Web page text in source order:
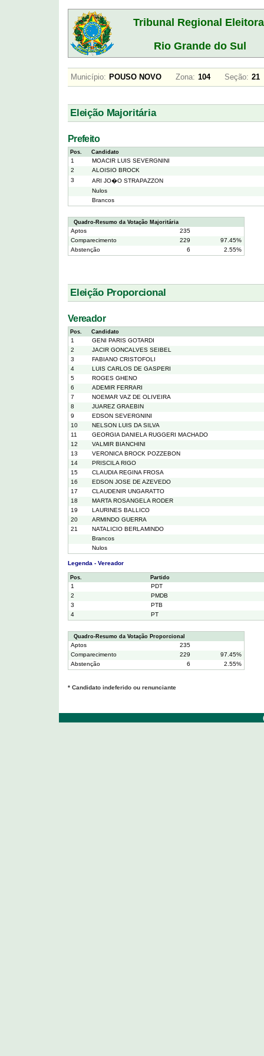
Tribunal Regional
Rio Grande do Sul
Município: POUSO NOVO Zona: 104 Seção:
Eleição Majoritária
Prefeito
Pos. Candidato
1
MOACIR LUIS SEVERGNINI
2
ALOISIO BROCK
3
ARI JO�O STRAPAZZON
Nulos
Brancos
Quadro-Resumo da Votação Majoritária
Aptos
235
Comparecimento
229
97.45%
Abstenção
6 2.55%
Eleição Proporcional
Vereador
Pos. Candidato
1
GENI PARIS GOTARDI
2
JACIR GONCALVES SEIBEL
3
FABIANO CRISTOFOLI
4
LUIS CARLOS DE GASPERI
5
ROGES GHENO
6
ADEMIR FERRARI
7
NOEMAR VAZ DE OLIVEIRA
8
JUAREZ GRAEBIN
9
EDSON SEVERGNINI
10
NELSON LUIS DA SILVA
11
GEORGIA DANIELA RUGGERI MACHADO
12
VALMIR BIANCHINI
13
VERONICA BROCK POZZEBON
14
PRISCILA RIGO
15
CLAUDIA REGINA FROSA
16
EDSON JOSE DE AZEVEDO
17
CLAUDENIR UNGARATTO
18
MARTA ROSANGELA RODER
19
LAURINES BALLICO
20
ARMINDO GUERRA
21
NATALICIO BERLAMINDO
Brancos
Nulos
Legenda - Vereador
Pos. Partido
1
PDT
2
PMDB
3
PTB
4
PT
Quadro-Resumo da Votação Proporcional
Aptos
235
Comparecimento
229
97.45%
Abstenção
6 2.55%
* Candidato indeferido ou renunciante